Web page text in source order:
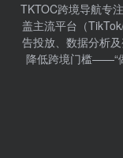
TKTOC跨境导航​专
盖主流平台（
告投放、数据分析
降低跨境门槛——“